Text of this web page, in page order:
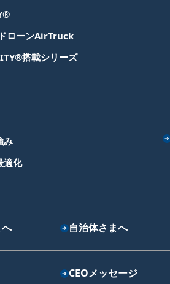
ローンAirTruck
搭載シリーズ
み
適化
自治体さまへ
CEOメッセージ